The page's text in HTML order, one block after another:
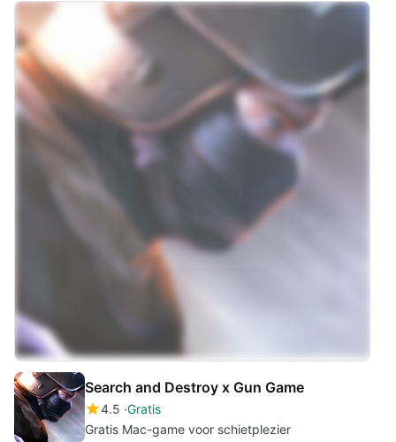
Search and Destroy x Gun Game
4.5 Gratis
Gratis Mac-game voor schietplezier